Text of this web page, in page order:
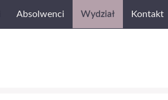
Absolwenci Wydział Kontakt